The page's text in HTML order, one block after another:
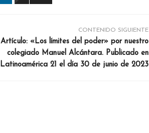
CONTENIDO SIGUIENTE
Artículo: «Los límites del poder» por nuestro
colegiado Manuel Alcántara. Publicado en
Latinoamérica 21 el día 30 de junio de 2023